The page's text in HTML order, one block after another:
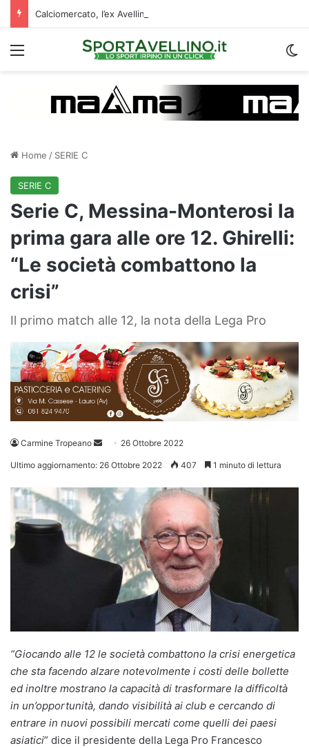
Menu
Home / SERIE C
SERIE C
Serie C, Messina-Monterosi la
prima gara alle ore 12. Ghirelli:
“Le società combattono la
crisi”
Il primo match alle 12, la nota della Lega Pro
Carmine Tropeano
Invia 26 Ottobre 2022
Ultimo aggiornamento: 26 Ottobre 2022 407 1 minuto di lettura
“Giocando alle 12 le società combattono la crisi energetica
che sta facendo alzare notevolmente i costi delle bollette
ed inoltre mostrano la capacità di trasformare la difficoltà
in un’opportunità, dando visibilità ai club e cercando di
entrare in nuovi possibili mercati come quelli dei paesi
asiatici” dice il presidente della Lega Pro Francesco